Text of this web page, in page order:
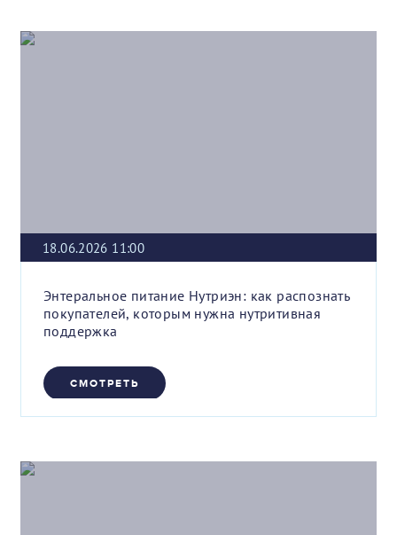
18.06.2026 11:00
Энтеральное питание Нутриэн: как распознать
покупателей, которым нужна нутритивная
поддержка
СМОТРЕТЬ